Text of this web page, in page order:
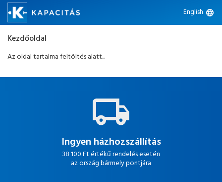
English language
Kezdőoldal
Az oldal tartalma feltöltés alatt...
Ingyen házhozszállítás
38 100 Ft értékű rendelés esetén
az ország bármely pontjára